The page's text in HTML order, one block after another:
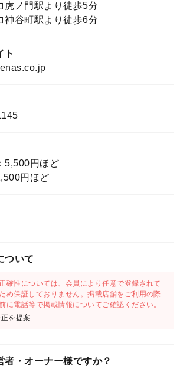
虎ノ門駅より徒歩5分
神谷町駅より徒歩6分
ト
5,500円ほど
円ほど
ついて
確性については、会員により任意で登録されて
め保証しておりません。掲載店舗をご利用の際
に電話等で掲載情報についてご確認ください。
を提案
者・オーナー様ですか？